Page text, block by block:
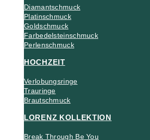
Diamantschmuck
Platinschmuck
Goldschmuck
Farbedelsteinschmuck
Perlenschmuck
HOCHZEIT
Verlobungsringe
Trauringe
Brautschmuck
LORENZ KOLLEKTION
Break Through Be You